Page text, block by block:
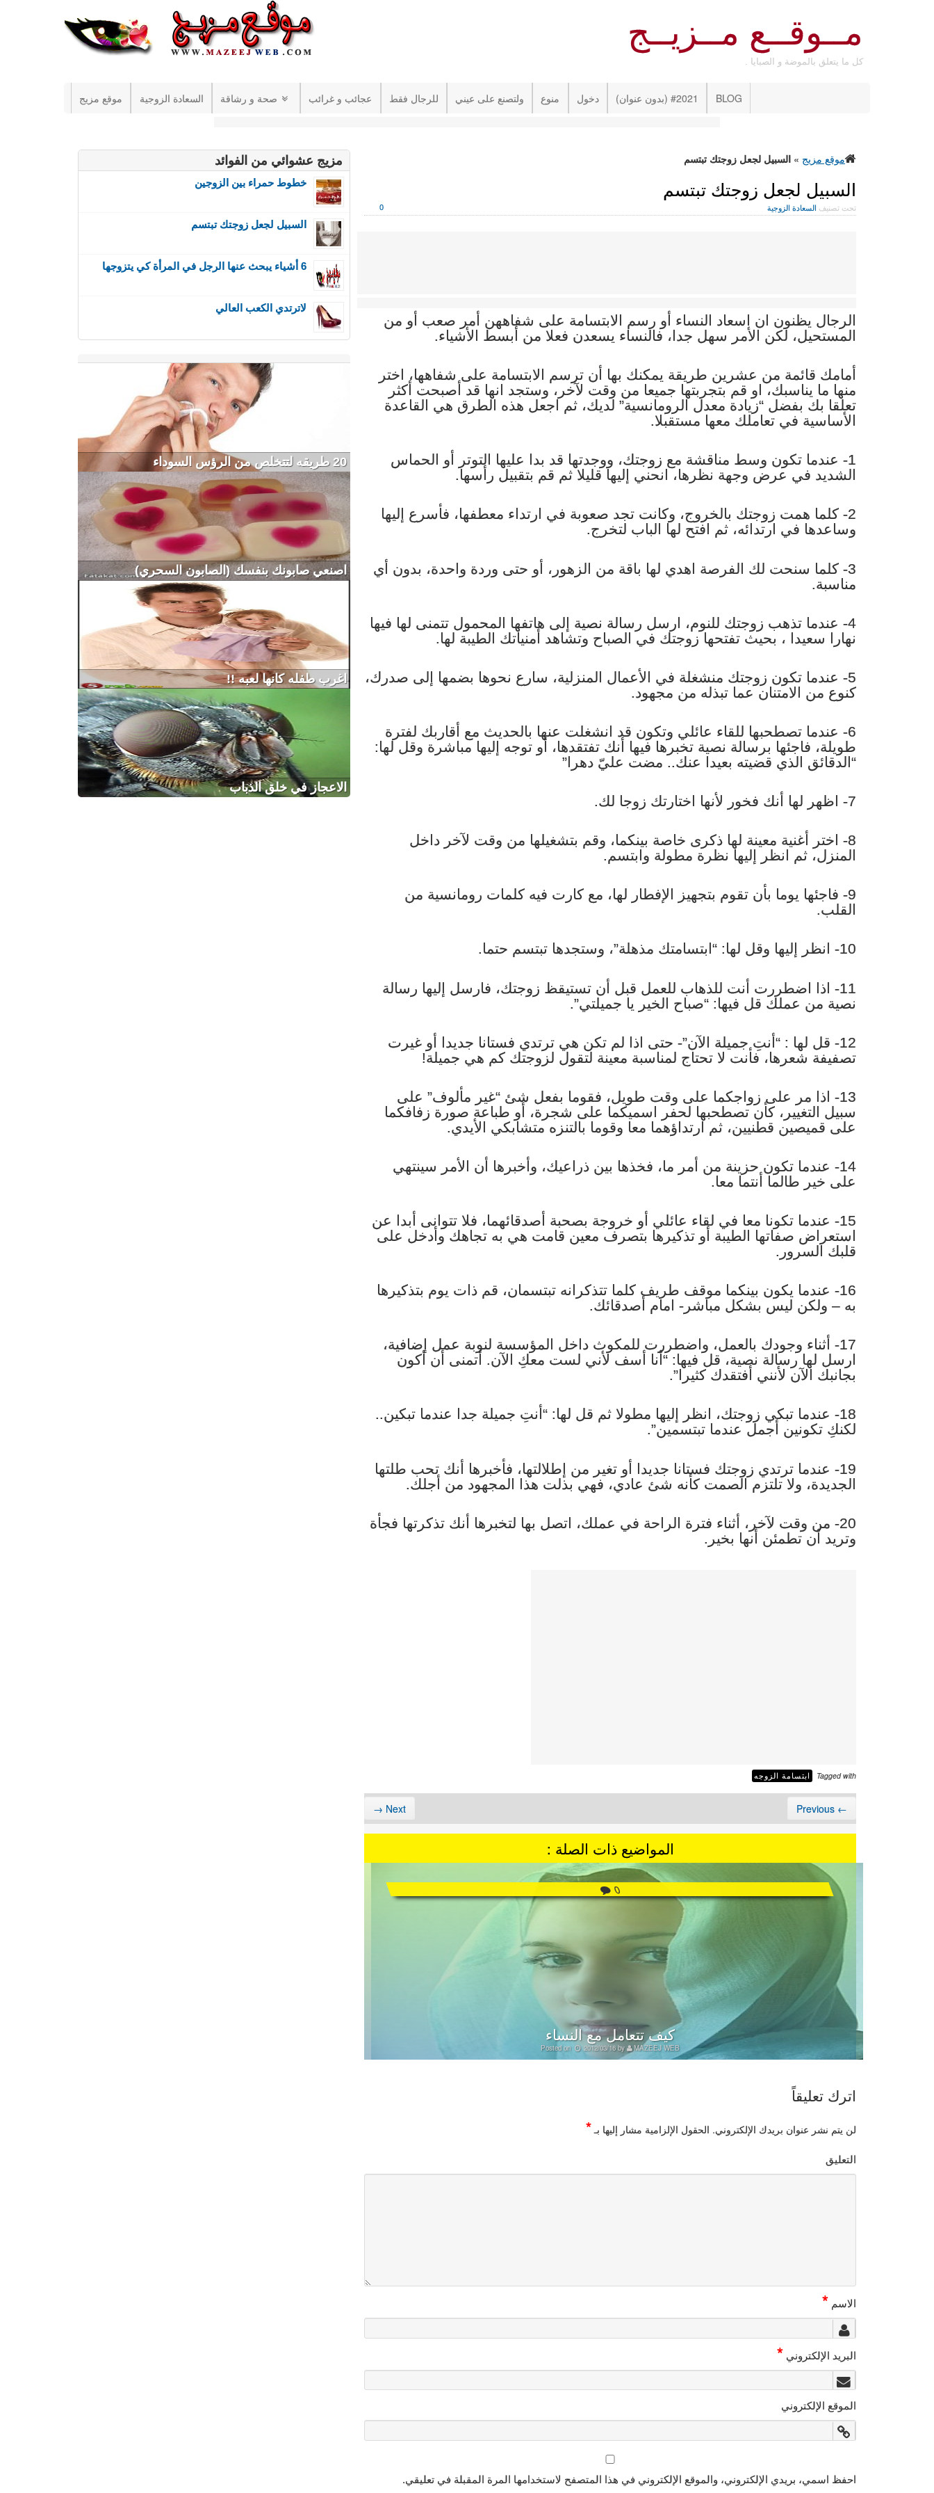
مــوقــع مــزيــج
كل ما يتعلق بالموضة و الصبايا .
موقع مزيج السعادة الزوجية صحة و رشاقة عجائب و غرائب للرجال فقط ولتصنع على عيني منوع دخول #2021 (بدون عنوان) BLOG
موقع مزيج » السبيل لجعل زوجتك تبتسم
السبيل لجعل زوجتك تبتسم
تحت تصنيف السعادة الزوجية 0
الرجال يظنون ان اسعاد النساء أو رسم الابتسامة على شفاههن أمر صعب أو من
المستحيل، لكن الأمر سهل جدا، فالنساء يسعدن فعلا من أبسط الأشياء.
أمامك قائمة من عشرين طريقة يمكنك بها أن ترسم الابتسامة على شفاهها، اختر
منها ما يناسبك، او قم بتجربتها جميعا من وقت لآخر، وستجد انها قد أصبحت أكثر
تعلقا بك بفضل “زيادة معدل الرومانسية” لديك، ثم اجعل هذه الطرق هي القاعدة
الأساسية في تعاملك معها مستقبلا.
1- عندما تكون وسط مناقشة مع زوجتك، ووجدتها قد بدا عليها التوتر أو الحماس
الشديد في عرض وجهة نظرها، انحني إليها قليلا ثم قم بتقبيل رأسها.
2- كلما همت زوجتك بالخروج، وكانت تجد صعوبة في ارتداء معطفها، فأسرع إليها
وساعدها في ارتدائه، ثم افتح لها الباب لتخرج.
3- كلما سنحت لك الفرصة اهدي لها باقة من الزهور، أو حتى وردة واحدة، بدون أي
مناسبة.
4- عندما تذهب زوجتك للنوم، ارسل رسالة نصية إلى هاتفها المحمول تتمنى لها فيها
نهارا سعيدا ، بحيث تفتحها زوجتك في الصباح وتشاهد أمنياتك الطيبة لها.
5- عندما تكون زوجتك منشغلة في الأعمال المنزلية، سارع نحوها بضمها إلى صدرك،
كنوع من الامتنان عما تبذله من مجهود.
6- عندما تصطحبها للقاء عائلي وتكون قد انشغلت عنها بالحديث مع أقاربك لفترة
طويلة، فاجئها برسالة نصية تخبرها فيها أنك تفتقدها، أو توجه إليها مباشرة وقل لها:
“الدقائق الذي قضيته بعيدا عنك.. مضت عليّ دهرا”
7- اظهر لها أنك فخور لأنها اختارتك زوجا لك.
8- اختر أغنية معينة لها ذكرى خاصة بينكما، وقم بتشغيلها من وقت لآخر داخل
المنزل، ثم انظر إليها نظرة مطولة وابتسم.
9- فاجئها يوما بأن تقوم بتجهيز الإفطار لها، مع كارت فيه كلمات رومانسية من
القلب.
10- انظر إليها وقل لها: “ابتسامتك مذهلة”، وستجدها تبتسم حتما.
11- اذا اضطررت أنت للذهاب للعمل قبل أن تستيقظ زوجتك، فارسل إليها رسالة
نصية من عملك قل فيها: “صباح الخير يا جميلتي”.
12- قل لها : “أنتِ جميلة الآن”- حتى اذا لم تكن هي ترتدي فستانا جديدا أو غيرت
تصفيفة شعرها، فأنت لا تحتاج لمناسبة معينة لتقول لزوجتك كم هي جميلة!
13- اذا مر على زواجكما على وقت طويل، فقوما بفعل شئ “غير مألوف” على
سبيل التغيير، كأن تصطحبها لحفر اسميكما على شجرة، أو طباعة صورة زفافكما
على قميصين قطنيين، ثم ارتداؤهما معا وقوما بالتنزه متشابكي الأيدي.
14- عندما تكون حزينة من أمر ما، فخذها بين ذراعيك، وأخبرها أن الأمر سينتهي
على خير طالما أنتما معا.
15- عندما تكونا معا في لقاء عائلي أو خروجة بصحبة أصدقائهما، فلا تتوانى أبدا عن
استعراض صفاتها الطيبة أو تذكيرها بتصرف معين قامت هي به تجاهك وأدخل على
قلبك السرور.
16- عندما يكون بينكما موقف طريف كلما تتذكرانه تبتسمان، قم ذات يوم بتذكيرها
به – ولكن ليس بشكل مباشر- امام أصدقائك.
17- أثناء وجودك بالعمل، واضطررت للمكوث داخل المؤسسة لنوبة عمل إضافية،
ارسل لها رسالة نصية، قل فيها: “أنا أسف لأني لست معكِ الآن. أتمنى أن أكون
بجانبك الآن لأنني أفتقدك كثيرا”.
18- عندما تبكي زوجتك، انظر إليها مطولا ثم قل لها: “أنتِ جميلة جدا عندما تبكين..
لكنكِ تكونين أجمل عندما تبتسمين”.
19- عندما ترتدي زوجتك فستانا جديدا أو تغير من إطلالتها، فأخبرها أنك تحب طلتها
الجديدة، ولا تلتزم الصمت كأنه شئ عادي، فهي بذلت هذا المجهود من أجلك.
20- من وقت لآخر، أثناء فترة الراحة في عملك، اتصل بها لتخبرها أنك تذكرتها فجأة
وتريد أن تطمئن أنها بخير.
Tagged with ابتسامة الزوجه
← Previous
Next →
المواضيع ذات الصلة :
كيف تتعامل مع النساء
Posted on 2012/03/16by MAZEEJ WEB
0
اترك تعليقاً
لن يتم نشر عنوان بريدك الإلكتروني. الحقول الإلزامية مشار إليها بـ*
التعليق
الاسم *
البريد الإلكتروني *
الموقع الإلكتروني
احفظ اسمي، بريدي الإلكتروني، والموقع الإلكتروني في هذا المتصفح لاستخدامها المرة المقبلة في تعليقي.
مزيج عشوائي من الفوائد
خطوط حمراء بين الزوجين
السبيل لجعل زوجتك تبتسم
6 أشياء يبحث عنها الرجل في المرأة كي يتزوجها
لاترتدي الكعب العالي
20 طريقه لتتخلص من الرؤس السوداء
اصنعي صابونك بنفسك (الصابون السحري)
اغرب طفله كانها لعبه !!
الاعجاز في خلق الذباب